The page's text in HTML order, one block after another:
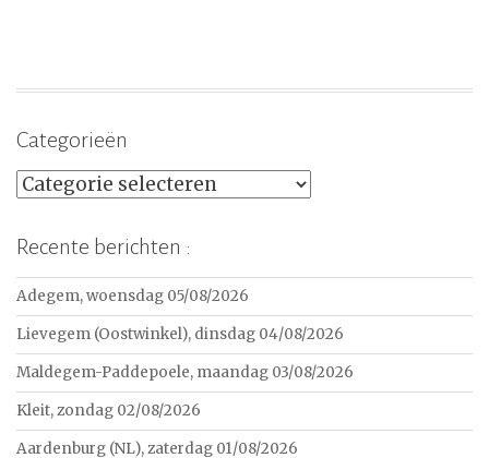
Categorieën
Categorieën
Recente berichten :
Adegem, woensdag 05/08/2026
Lievegem (Oostwinkel), dinsdag 04/08/2026
Maldegem-Paddepoele, maandag 03/08/2026
Kleit, zondag 02/08/2026
Aardenburg (NL), zaterdag 01/08/2026